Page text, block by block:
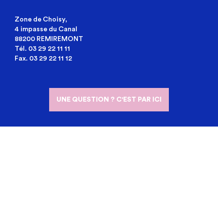
Zone de Choisy,
4 impasse du Canal
88200 REMIREMONT
Tél. 03 29 22 11 11
Fax. 03 29 22 11 12
UNE QUESTION ? C'EST PAR ICI